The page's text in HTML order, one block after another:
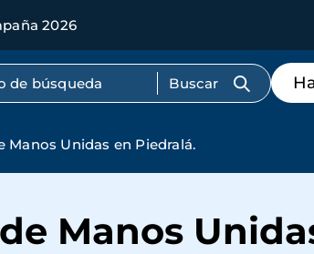
2026
completo
Menú
de
Manos Unidas en Piedralá.
Manos